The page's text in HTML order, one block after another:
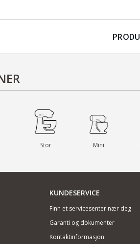
Stor Mini
KUNDESERVICE
Finn et servicesenter nær deg
Garanti og dokumenter
Kontaktinformasjon